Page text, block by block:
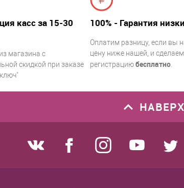
касс за 15-30
магазина с
скидкой при заказе
100% - Гарантия
Оплатим разницу, если вы
цену ниже нашей, и сделаем
регистрациюбесплатно.
НАВЕРХ